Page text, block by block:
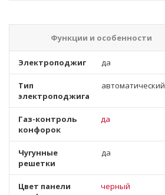
Функции и особенности
Электроподжиг да
Тип
электроподжига
автоматический
Газ-контроль
конфорок
да
Чугунные
решетки
да
Цвет панели
черный